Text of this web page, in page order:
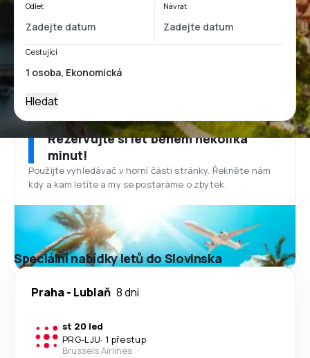
Odlet Návrat
Cestující
Hledat
Rezervujte si let během několika
minut!
Použijte vyhledávač v horní části stránky. Řekněte nám
kdy a kam letíte a my se postaráme o zbytek.
Speciální nabídky letů do Slovinska
Praha- Lublaň 8 dni
st 20 led
PRG-LJU· 1 přestup
Brussels Airlines